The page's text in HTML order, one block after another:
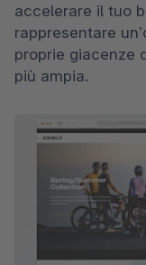
accelerare il tuo
rappresentare
proprie giacenze
più ampia.